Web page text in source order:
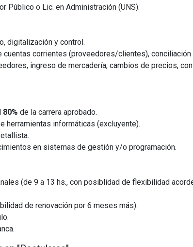
Público o Lic. en Administración (UNS).
digitalización y control.
cuentas corrientes (proveedores/clientes), conciliación
ingreso de mercadería, cambios de precios,
80% de la carrera aprobado.
herramientas informáticas (excluyente).
en sistemas de gestión y/o programación.
(de 9 a 13 hs., con posiblidad de flexibilidad
de renovación por 6 meses más).